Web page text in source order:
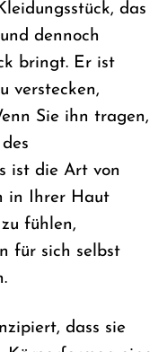
das
dennoch
bringt. Er ist
verstecken,
Sie ihn tragen,
ist die Art von
in Ihrer Haut
fühlen,
für sich selbst
dass sie